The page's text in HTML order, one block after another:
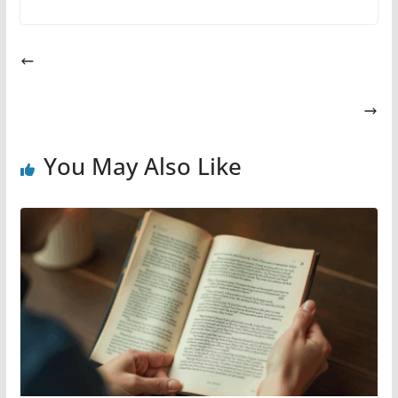
You May Also Like